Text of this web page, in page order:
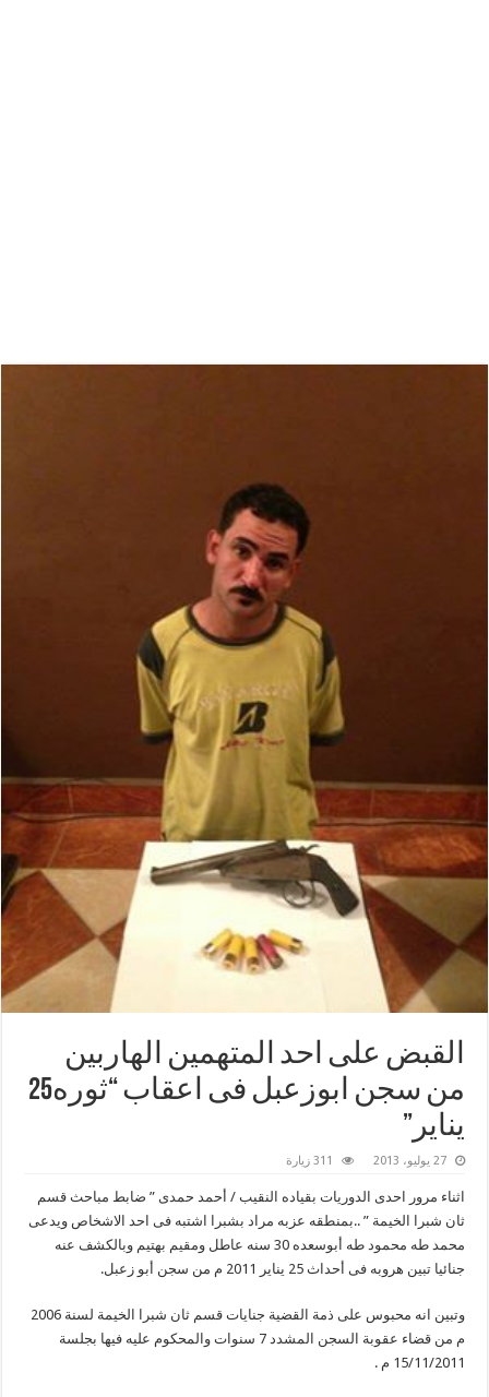
القبض على احد المتهمين الهاربين
من سجن ابوزعبل فى اعقاب “ثوره25
يناير”
27 يوليو، 2013 311 زيارة
اثناء مرور احدى الدوريات بقياده النقيب / أحمد حمدى ” ضابط مباحث قسم
ثان شبرا الخيمة ” ..بمنطقه عزبه مراد بشبرا اشتبه فى احد الاشخاص ويدعى
محمد طه محمود طه أبوسعده 30 سنه عاطل ومقيم بهتيم وبالكشف عنه
جنائيا تبين هروبه فى أحداث 25 يناير 2011 م من سجن أبو زعبل.
وتبين انه محبوس على ذمة القضية جنايات قسم ثان شبرا الخيمة لسنة 2006
م من قضاء عقوبة السجن المشدد 7 سنوات والمحكوم عليه فيها بجلسة
15/11/2011 م .